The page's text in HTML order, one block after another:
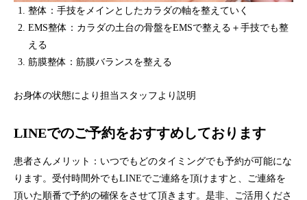
整体：手技をメインとしたカラダの軸を整えていく
EMS整体：カラダの土台の骨盤をEMSで整える＋手技でも整
える
筋膜整体：筋膜バランスを整える
お身体の状態により担当スタッフより説明
LINEでのご予約をおすすめしております
患者さんメリット：いつでもどのタイミングでも予約が可能にな
ります。受付時間外でもLINEでご連絡を頂けますと、ご連絡を
頂いた順番で予約の確保をさせて頂きます。是非、ご活用くださ